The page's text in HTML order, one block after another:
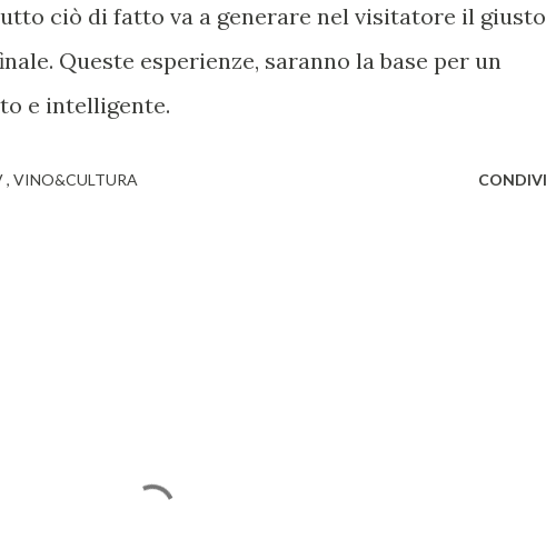
ciò di fatto va a generare nel visitatore il giusto
Queste esperienze, saranno la base per un
e intelligente.
VINO&CULTURA